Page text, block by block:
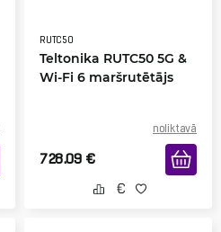
RUTC50
Teltonika RUTC50 5G &
Wi-Fi 6 maršrutētājs
noliktavā
728.09 €